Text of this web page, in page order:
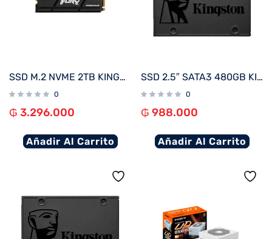
SSD M.2 NVME 2TB KINGSTON FURY RENEGADE C/DISIPADOR TERMICO SFYRD/2000G 7300/7000 PCIE 4.0
0
₲ 3.296.000
Añadir Al Carrito
SSD 2.5″ SATA3 480GB KINGSTON SA400S37/480G
0
₲ 988.000
Añadir Al Carrito